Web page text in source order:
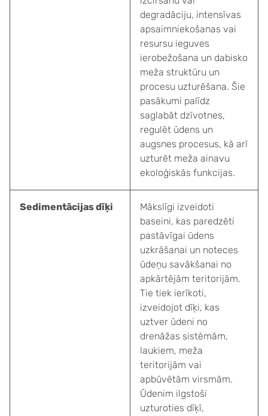
degradāciju, intensīvas
apsaimniekošanas vai
resursu ieguves
ierobežošana un dabisko
meža struktūru un
procesu uzturēšana. Šie
pasākumi palīdz
saglabāt dzīvotnes,
regulēt ūdens un
augsnes procesus, kā arī
uzturēt meža ainavu
ekoloģiskās funkcijas.
Sedimentācijas dīķi
Mākslīgi izveidoti
baseini, kas paredzēti
pastāvīgai ūdens
uzkrāšanai un noteces
ūdeņu savākšanai no
apkārtējām teritorijām.
Tie tiek ierīkoti,
izveidojot dīķi, kas
uztver ūdeni no
drenāžas sistēmām,
laukiem, meža
teritorijām vai
apbūvētām virsmām.
Ūdenim ilgstoši
uzturoties dīķī,
We use cookies to ensure a better user experience. Read more about the